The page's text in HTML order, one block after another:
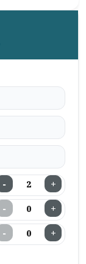
− +
− +
− +